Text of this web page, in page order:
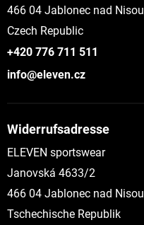
466 04 Jablonec nad Nisou
Czech Republic
+420 776 711 511
info@eleven.cz
Widerrufsadresse
ELEVEN sportswear
Janovská 4633/2
466 04 Jablonec nad Nisou
Tschechische Republik